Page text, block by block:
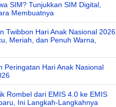
SIM? Tunjukkan SIM Digital,
Membuatnya
Twibbon Hari Anak Nasional 2026
Meriah, dan Penuh Warna,
Peringatan Hari Anak Nasional
Rombel dari EMIS 4.0 ke EMIS
Ini Langkah-Langkahnya